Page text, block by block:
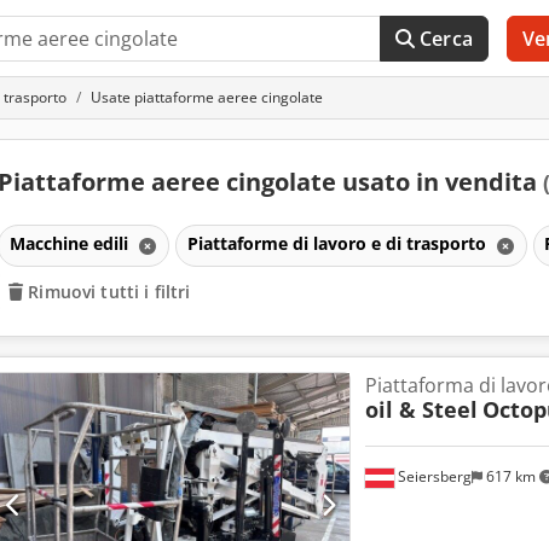
Cerca
trasporto Usate piattaforme aeree cingolate
Piattaforme aeree cingolate usato in vendita
Macchine edili Piattaforme di lavoro e di trasporto
Rimuovi tutti i filtri
Seiersberg 617 km
Piattaforma di
oil & Steel